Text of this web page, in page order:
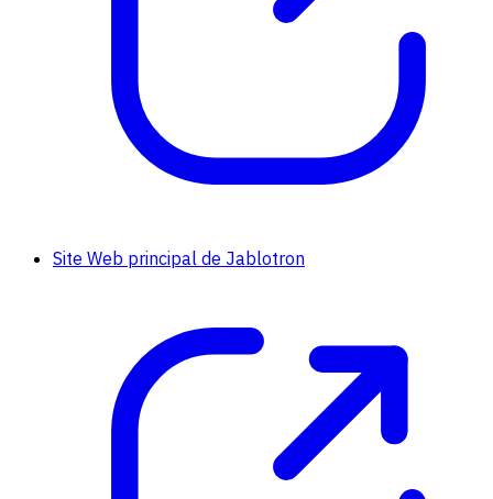
Site Web principal de Jablotron